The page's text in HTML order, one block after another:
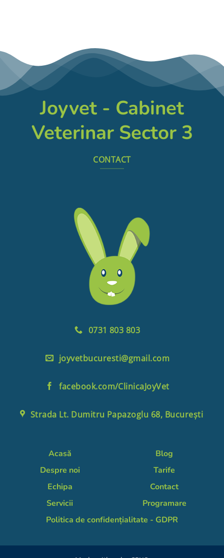
Joyvet - Cabinet
Veterinar Sector 3
CONTACT
0731 803 803
joyvetbucuresti@gmail.com
facebook.com/ClinicaJoyVet
Strada Lt. Dumitru Papazoglu 68, București
Acasă
Despre noi
Echipa
Servicii
Blog
Tarife
Contact
Programare
Politica de confidențialitate - GDPR